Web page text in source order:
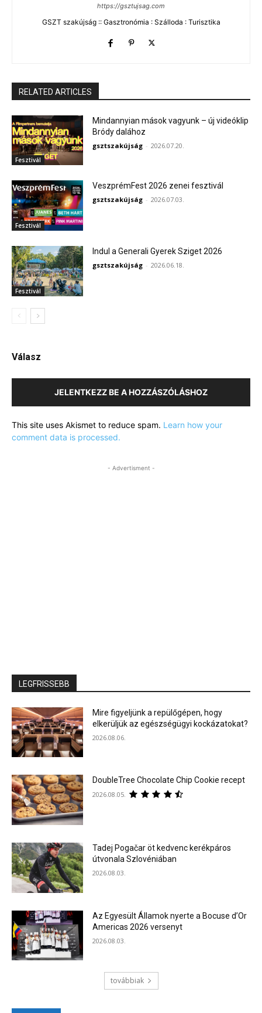
https://gsztujsag.com
GSZT szakújság :: Gasztronómia : Szálloda : Turisztika
RELATED ARTICLES
Fesztivál
Mindannyian mások vagyunk – új videóklip
Bródy dalához
gsztszakújság - 2026.07.20.
Fesztivál
VeszprémFest 2026 zenei fesztivál
gsztszakújság - 2026.07.03.
Fesztivál
Indul a Generali Gyerek Sziget 2026
gsztszakújság - 2026.06.18.
Válasz
JELENTKEZZ BE A HOZZÁSZÓLÁSHOZ
This site uses Akismet to reduce spam. Learn how your
comment data is processed.
- Advertisment -
LEGFRISSEBB
Mire figyeljünk a repülőgépen, hogy
elkerüljük az egészségügyi kockázatokat?
2026.08.06.
DoubleTree Chocolate Chip Cookie recept
2026.08.05.
Tadej Pogačar öt kedvenc kerékpáros
útvonala Szlovéniában
2026.08.03.
Az Egyesült Államok nyerte a Bocuse d’Or
Americas 2026 versenyt
2026.08.03.
továbbiak